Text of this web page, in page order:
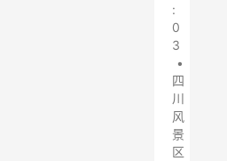
:
0
3
•
四
川
风
景
区